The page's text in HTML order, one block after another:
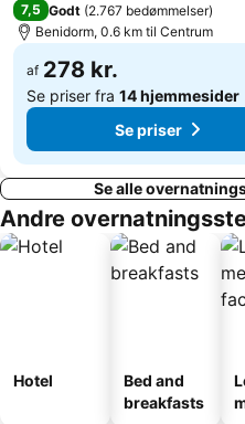
Port de Denia
Avenida Armada Española
Los Ángeles
7,5 Godt (2.767 bedømmelser)
Benidorm, 0.6 km til Centrum
af 278 kr.
Se priser fra 14 hjemmesider
Se priser
Se alle
Andre
Hotel
Bed and
breakfasts